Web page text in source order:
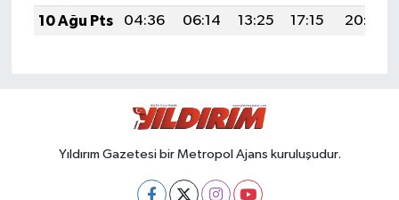
10 Ağu Pts
04:36 06:14 13:25 17:15 20:26
Yıldırım Gazetesi bir Metropol Ajans kuruluşudur.